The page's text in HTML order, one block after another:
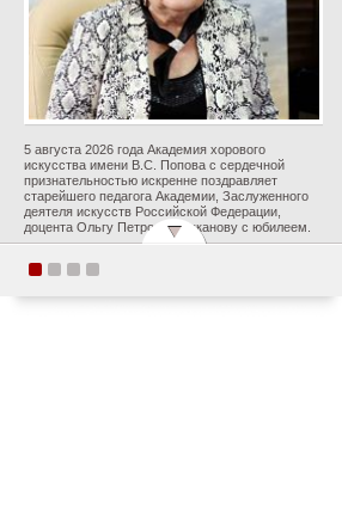
5 августа 2026 года Академия хорового
искусства имени В.С. Попова с сердечной
признательностью искренне поздравляет
старейшего педагога Академии, Заслуженного
деятеля искусств Российской Федерации,
доцента Ольгу Петровну Цуканову с юбилеем.
Студенты Академии